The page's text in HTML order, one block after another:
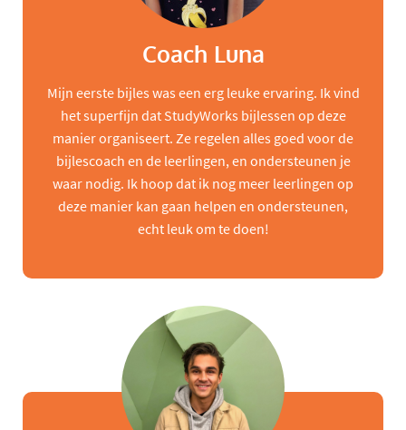
Coach Luna
Mijn eerste bijles was een erg leuke ervaring. Ik vind
het superfijn dat StudyWorks bijlessen op deze
manier organiseert. Ze regelen alles goed voor de
bijlescoach en de leerlingen, en ondersteunen je
waar nodig. Ik hoop dat ik nog meer leerlingen op
deze manier kan gaan helpen en ondersteunen,
echt leuk om te doen!